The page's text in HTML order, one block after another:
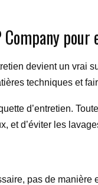
devient un vrai
techniques et
d’entretien.
et d’éviter les
pas de manière